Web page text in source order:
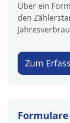
Über ein
den
Zum
Formulare